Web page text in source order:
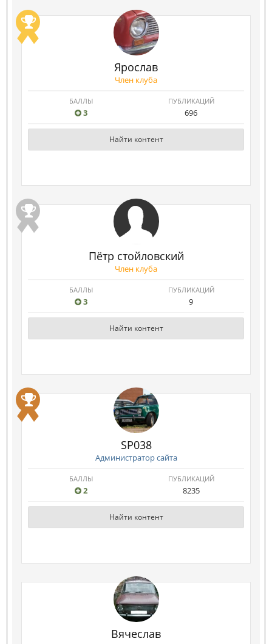
Ярослав
Член клуба
БАЛЛЫ
3
ПУБЛИКАЦИЙ
696
Найти контент
Пётр стойловский
Член клуба
БАЛЛЫ
3
ПУБЛИКАЦИЙ
9
Найти контент
SP038
Администратор сайта
БАЛЛЫ
2
ПУБЛИКАЦИЙ
8235
Найти контент
Вячеслав